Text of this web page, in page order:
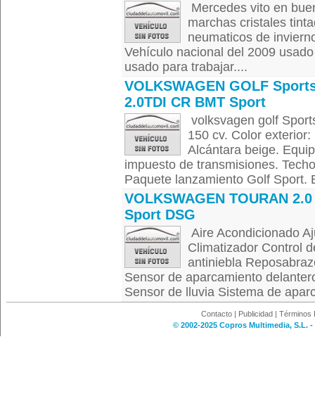
Mercedes vito en
marchas cristales
neumaticos de
Vehículo nacional del 2009
usado para trabajar....
VOLKSWAGEN GOLF
2.0TDI CR BMT Sport
volksvagen golf
150 cv. Color
Alcántara beige.
impuesto de transmisiones.
Paquete lanzamiento Golf Sport.
VOLKSWAGEN TOURAN
Sport DSG
Aire Acondicionado
Climatizador Control
antiniebla
Sensor de aparcamiento
Sensor de lluvia Sistema de
Contacto | Publicidad | Términos
© 2002-2025 Copros Multimedia, S.L.